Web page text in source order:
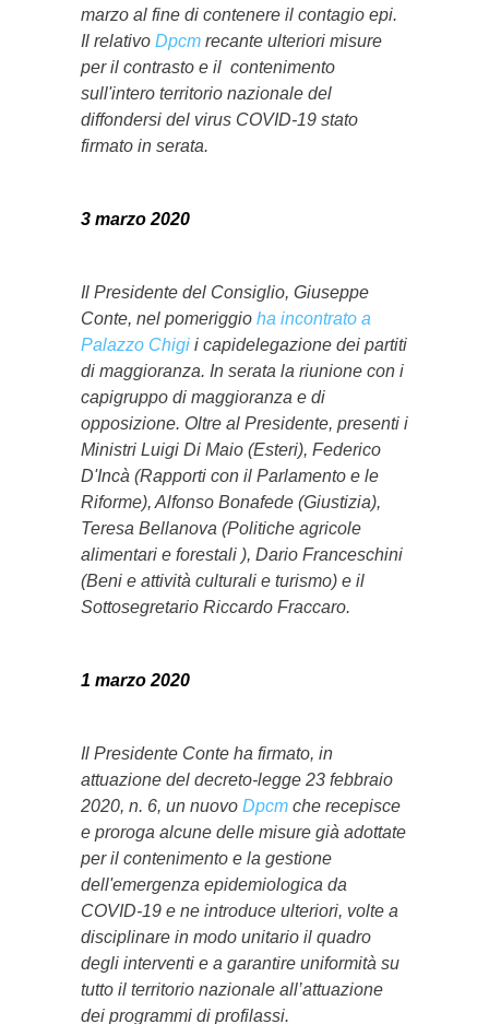
marzo al fine di contenere il contagio epi.
Il relativo Dpcm recante ulteriori misure
per il contrasto e il contenimento
sull'intero territorio nazionale del
diffondersi del virus COVID-19 stato
firmato in serata.
3 marzo 2020
Il Presidente del Consiglio, Giuseppe
Conte, nel pomeriggio ha incontrato a
Palazzo Chigi i capidelegazione dei partiti
di maggioranza. In serata la riunione con i
capigruppo di maggioranza e di
opposizione. Oltre al Presidente, presenti i
Ministri Luigi Di Maio (Esteri), Federico
D'Incà (Rapporti con il Parlamento e le
Riforme), Alfonso Bonafede (Giustizia),
Teresa Bellanova (Politiche agricole
alimentari e forestali ), Dario Franceschini
(Beni e attività culturali e turismo) e il
Sottosegretario Riccardo Fraccaro.
1 marzo 2020
Il Presidente Conte ha firmato, in
attuazione del decreto-legge 23 febbraio
2020, n. 6, un nuovo Dpcm che recepisce
e proroga alcune delle misure già adottate
per il contenimento e la gestione
dell'emergenza epidemiologica da
COVID-19 e ne introduce ulteriori, volte a
disciplinare in modo unitario il quadro
degli interventi e a garantire uniformità su
tutto il territorio nazionale all’attuazione
dei programmi di profilassi.